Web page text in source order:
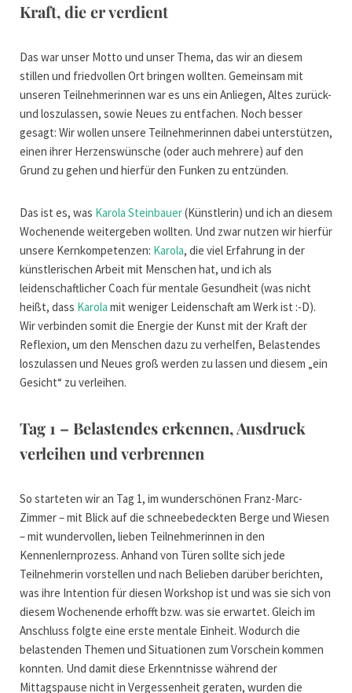
Kraft, die er verdient
Das war unser Motto und unser Thema, das wir an diesem
stillen und friedvollen Ort bringen wollten. Gemeinsam mit
unseren Teilnehmerinnen war es uns ein Anliegen, Altes zurück-
und loszulassen, sowie Neues zu entfachen. Noch besser
gesagt: Wir wollen unsere Teilnehmerinnen dabei unterstützen,
einen ihrer Herzenswünsche (oder auch mehrere) auf den
Grund zu gehen und hierfür den Funken zu entzünden.
Das ist es, was Karola Steinbauer(Künstlerin) und ich an diesem
Wochenende weitergeben wollten. Und zwar nutzen wir hierfür
unsere Kernkompetenzen: Karola, die viel Erfahrung in der
künstlerischen Arbeit mit Menschen hat, und ich als
leidenschaftlicher Coach für mentale Gesundheit (was nicht
heißt, dass Karola mit weniger Leidenschaft am Werk ist :-D).
Wir verbinden somit die Energie der Kunst mit der Kraft der
Reflexion, um den Menschen dazu zu verhelfen, Belastendes
loszulassen und Neues groß werden zu lassen und diesem „ein
Gesicht“ zu verleihen.
Tag 1 – Belastendes erkennen, Ausdruck
verleihen und verbrennen
So starteten wir an Tag 1, im wunderschönen Franz-Marc-
Zimmer – mit Blick auf die schneebedeckten Berge und Wiesen
– mit wundervollen, lieben Teilnehmerinnen in den
Kennenlernprozess. Anhand von Türen sollte sich jede
Teilnehmerin vorstellen und nach Belieben darüber berichten,
was ihre Intention für diesen Workshop ist und was sie sich von
diesem Wochenende erhofft bzw. was sie erwartet. Gleich im
Anschluss folgte eine erste mentale Einheit. Wodurch die
belastenden Themen und Situationen zum Vorschein kommen
konnten. Und damit diese Erkenntnisse während der
Mittagspause nicht in Vergessenheit geraten, wurden die